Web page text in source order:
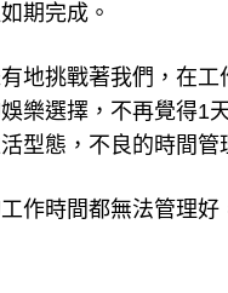
期完成。
地挑戰著我們，在
樂選擇，不再覺得1
型態，不良的時間
作時間都無法管理